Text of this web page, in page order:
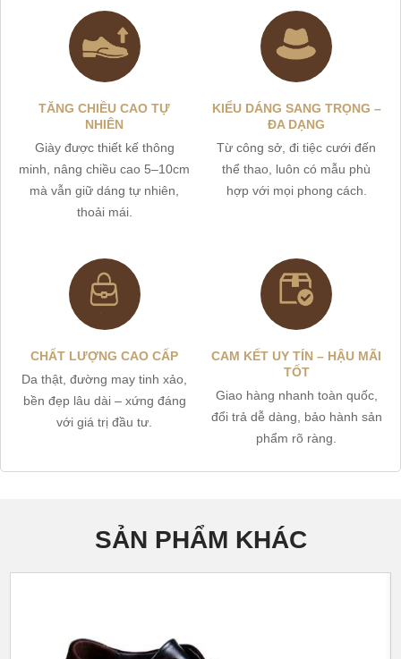
TĂNG CHIỀU CAO TỰ
NHIÊN
Giày được thiết kế thông
minh, nâng chiều cao 5–10cm
mà vẫn giữ dáng tự nhiên,
thoải mái.
KIỂU DÁNG SANG TRỌNG –
ĐA DẠNG
Từ công sở, đi tiệc cưới đến
thể thao, luôn có mẫu phù
hợp với mọi phong cách.
CHẤT LƯỢNG CAO CẤP
Da thật, đường may tinh xảo,
bền đẹp lâu dài – xứng đáng
với giá trị đầu tư.
CAM KẾT UY TÍN – HẬU MÃI
TỐT
Giao hàng nhanh toàn quốc,
đổi trả dễ dàng, bảo hành sản
phẩm rõ ràng.
SẢN PHẨM KHÁC